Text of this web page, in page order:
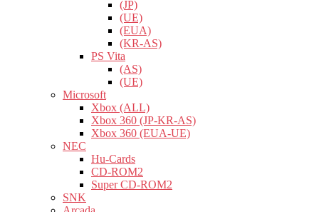
(JP)
(UE)
(EUA)
(KR-AS)
PS Vita
(AS)
(UE)
Microsoft
Xbox (ALL)
Xbox 360 (JP-KR-AS)
Xbox 360 (EUA-UE)
NEC
Hu-Cards
CD-ROM2
Super CD-ROM2
SNK